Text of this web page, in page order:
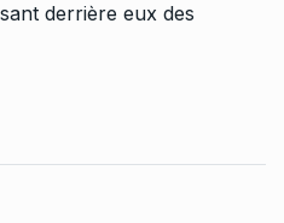
derrière eux des